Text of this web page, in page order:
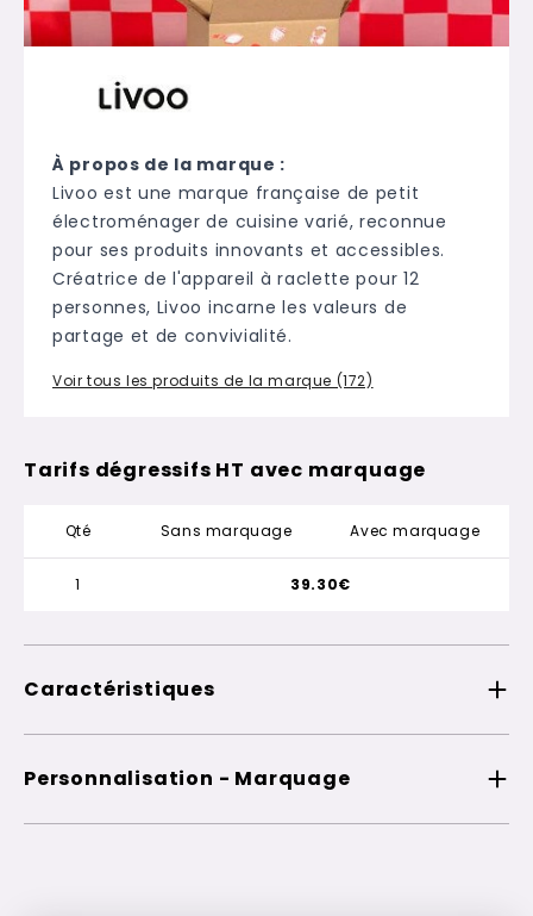
À propos de la marque :
Livoo est une marque française de petit
électroménager de cuisine varié, reconnue
pour ses produits innovants et accessibles.
Créatrice de l'appareil à raclette pour 12
personnes, Livoo incarne les valeurs de
partage et de convivialité.
Voir tous les produits de la marque (172)
Tarifs dégressifs HT avec marquage
Qté Sans marquage Avec marquage
1 39.30€
Caractéristiques
Personnalisation - Marquage